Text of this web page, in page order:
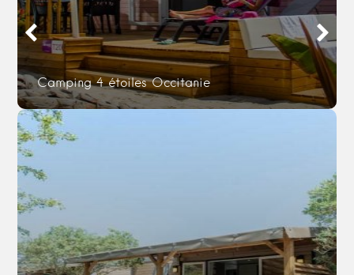
Camping 4 étoiles Occitanie